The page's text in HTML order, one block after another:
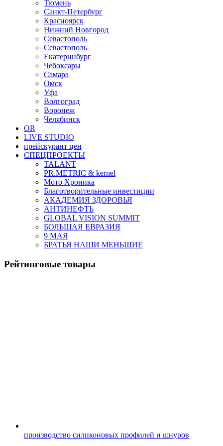
Тюмень
Санкт-Петербург
Красноярск
Нижний Новгород
Севастополь
Севастополь
Екатеринбург
Чебоксары
Самара
Омск
Уфа
Волгоград
Воронеж
Челябинск
OR
LIVE STUDIO
прейскурант цен
СПЕЦПРОЕКТЫ
TALANT
PR.METRIC & kernel
Мото Хроника
Благотворительные инвестиции
АКАДЕМИЯ ЗДОРОВЬЯ
АНТИНЕФТЬ
GLOBAL VISION SUMMIT
БОЛЬШАЯ ЕВРАЗИЯ
9 МАЯ
БРАТЬЯ НАШИ МЕНЬШИЕ
Рейтинговые товары
производство силиконовых профилей и шнуров